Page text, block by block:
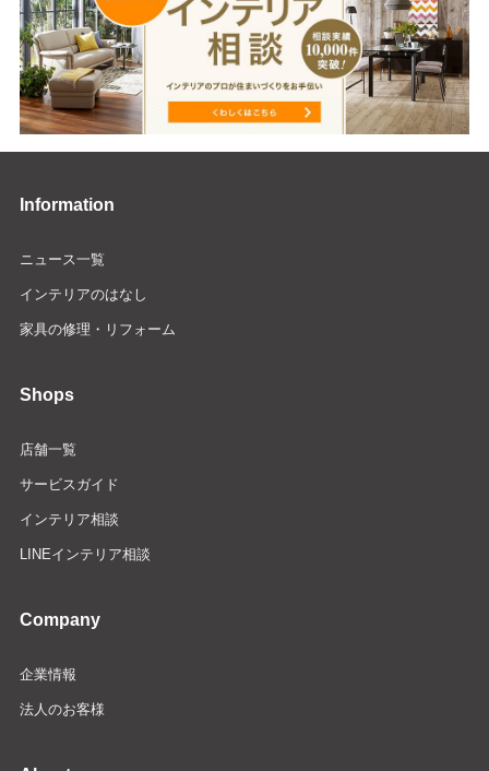
Information
ニュース一覧
インテリアのはなし
家具の修理・リフォーム
Shops
店舗一覧
サービスガイド
インテリア相談
LINEインテリア相談
Company
企業情報
法人のお客様